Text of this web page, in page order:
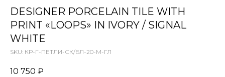
DESIGNER PORCELAIN TILE WITH
PRINT «LOOPS» IN IVORY / SIGNAL
WHITE
SKU: КР-Г-ПЕТЛИ-СК/БЛ-20-М-ГЛ
10 750 ₽